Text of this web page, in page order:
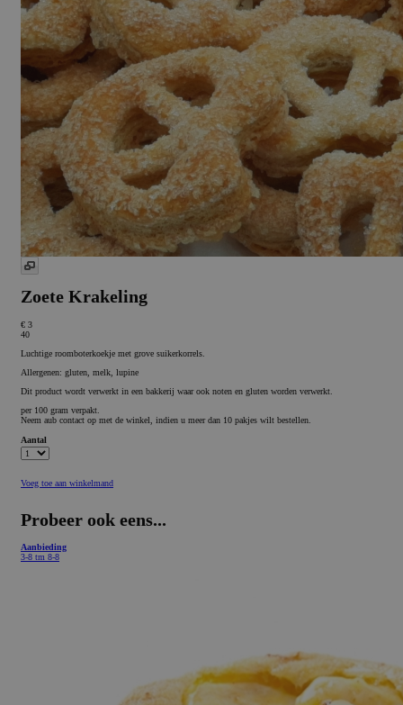
Zoete Krakeling
€ 3
40
Luchtige roomboterkoekje met grove suikerkorrels.
Allergenen: gluten, melk, lupine
Dit product wordt verwerkt in een bakkerij waar ook noten en gluten worden verwerkt.
per 100 gram verpakt.
Neem aub contact op met de winkel, indien u meer dan 10 pakjes wilt bestellen.
Aantal
Voeg toe aan winkelmand
Probeer ook eens...
Aanbieding
3-8 tm 8-8